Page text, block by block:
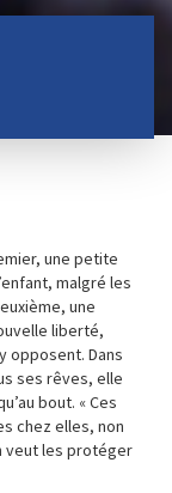
une petite
malgré les
une
liberté,
opposent. Dans
ses rêves, elle
bout. « Ces
chez elles, non
veut les protéger